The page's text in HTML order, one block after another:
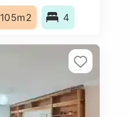
105m2 4